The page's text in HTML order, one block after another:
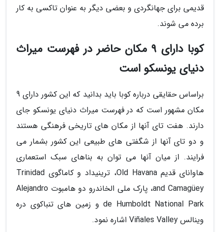
قدیمی برای جهانگردی و بعضی دیگر به عنوان تاکسی به کار
برده می شوند.
کوبا دارای 9 مکان حاضر در فهرست میراث
دنیای یونسکو است
براساس حقایقی درباره کوبا باید بدانید که این کشور دارای 9
مکان مشهور است که در فهرست میراث دنیای یونسکو جای
دارند. هفت تای آنها از مکان های تاریخی فرهنگی هستند
و دو تای آنها از شگفتی های طبیعی این کشور بشمار می
فرایند. از میان آنها می توان به بناهای سبک استعماری
هاوانای قدیم Old Havana، ترینیداد و کاماگوی Trinidad
and Camagüey، پارک ملی الخاندرو دو هامبوت Alejandro
de Humboldt National Park و زمین های تنباکوی دره
وینالس Viñales Valley اشاره نمود.